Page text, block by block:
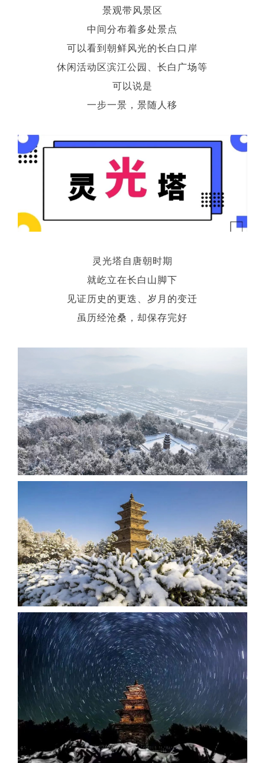
景观带风景区
中间分布着多处景点
可以看到朝鲜风光的长白口岸
休闲活动区滨江公园、长白广场等
可以说是
一步一景，景随人移
灵光塔自唐朝时期
就屹立在长白山脚下
见证历史的更迭、岁月的变迁
虽历经沧桑，却保存完好